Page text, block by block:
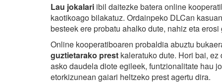
Lau jokalari ibil daitezke batera online
kaotikoago bilakatuz. Ordainpeko DLCan
besteek ere probatu ahalko dute, nahiz eta erosi
Online kooperatiboaren probaldia abuztu
guztietarako prest kaleratuko dute. Hori bai,
asko daudela diote egileek, funtzionalitate hau
etorkizunean gaiari heltzeko prest agertu dira.